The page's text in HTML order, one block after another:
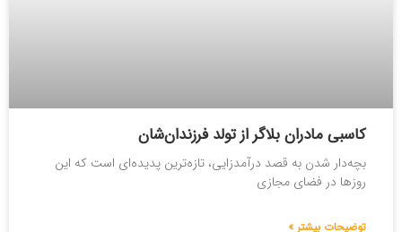
کاسبی مادر‌ان بلاگر از تولد فرزندان‌شان
بچه‌دار شدن به قصد درآمدزایی، تازه‌ترین پدیده‌ای است که این
روز‌ها در فضای مجازی
توضیحات بیشتر »